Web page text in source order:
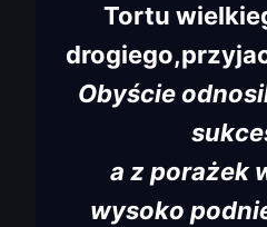
Tortu
Obyście od n
a z porażek
wy soko